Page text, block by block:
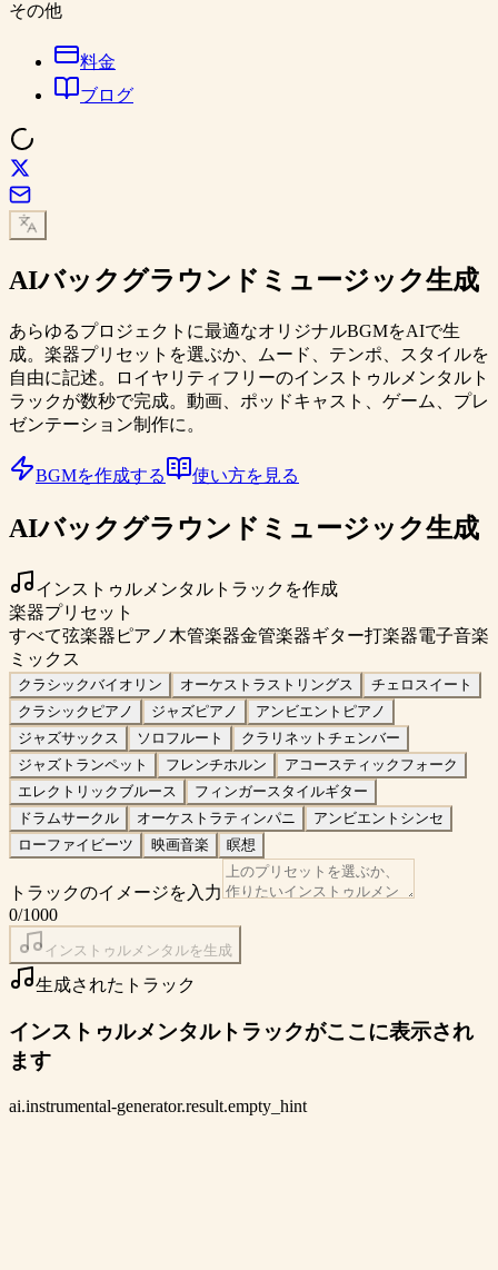
その他
料金
ブログ
AIバックグラウンドミュージック生成
あらゆるプロジェクトに最適なオリジナルBGMをAIで生
成。楽器プリセットを選ぶか、ムード、テンポ、スタイルを
自由に記述。ロイヤリティフリーのインストゥルメンタルト
ラックが数秒で完成。動画、ポッドキャスト、ゲーム、プレ
ゼンテーション制作に。
BGMを作成する 使い方を見る
AIバックグラウンドミュージック生成
インストゥルメンタルトラックを作成
楽器プリセット
すべて弦楽器 ピアノ 木管楽器金管楽器ギター打楽器電子音楽
ミックス
クラシックバイオリン オーケストラストリングス
チェロスイート
クラシックピアノ
ジャズピアノ
アンビエントピアノ
ジャズサックス
ソロフルート
クラリネットチェンバー
ジャズトランペット
フレンチホルン
アコースティックフォーク
エレクトリックブルース
フィンガースタイルギター
ドラムサークル
オーケストラティンパニ
アンビエントシンセ
ローファイビーツ
映画音楽 瞑想
トラックのイメージを入力
0/1000
インストゥルメンタルを生成
生成されたトラック
インストゥルメンタルトラックがここに表示され
ます
ai.instrumental-generator.result.empty_hint